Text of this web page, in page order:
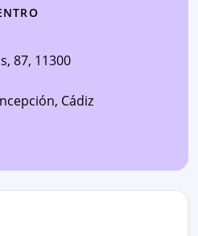
87, 11300
, Cádiz